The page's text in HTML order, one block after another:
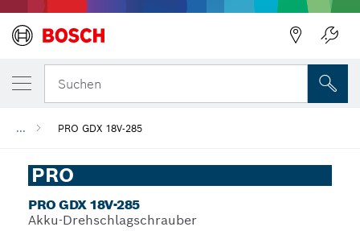
Suchen
... PRO GDX 18V-285
PRO
PRO GDX 18V-285
Akku-Drehschlagschrauber